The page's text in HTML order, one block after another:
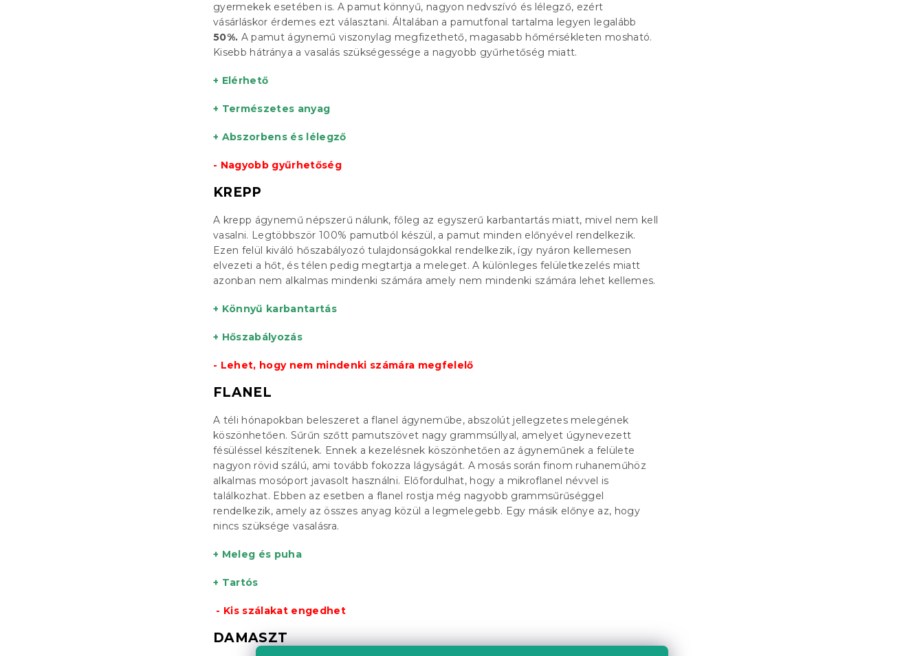
gyermekek esetében is. A pamut könnyű, nagyon nedvszívó és lélegző, ezért
vásárláskor érdemes ezt választani. Általában a pamutfonal tartalma legyen legalább
50%. A pamut ágynemű viszonylag megfizethető, magasabb hőmérsékleten mosható.
Kisebb hátránya a vasalás szükségessége a nagyobb gyűrhetőség miatt.
+ Elérhető
+ Természetes anyag
+ Abszorbens és lélegző
- Nagyobb gyűrhetőség
KREPP
A krepp ágynemű népszerű nálunk, főleg az egyszerű karbantartás miatt, mivel nem kell
vasalni. Legtöbbször 100% pamutból készül, a pamut minden előnyével rendelkezik.
Ezen felül kiváló hőszabályozó tulajdonságokkal rendelkezik, így nyáron kellemesen
elvezeti a hőt, és télen pedig megtartja a meleget. A különleges felületkezelés miatt
azonban nem alkalmas mindenki számára amely nem mindenki számára lehet kellemes.
+ Könnyű karbantartás
+ Hőszabályozás
- Lehet, hogy nem mindenki számára megfelelő
FLANEL
A téli hónapokban beleszeret a flanel ágyneműbe, abszolút jellegzetes melegének
köszönhetően. Sűrűn szőtt pamutszövet nagy grammsúllyal, amelyet úgynevezett
fésüléssel készítenek. Ennek a kezelésnek köszönhetően az ágyneműnek a felülete
nagyon rövid szálú, ami tovább fokozza lágyságát. A mosás során finom ruhaneműhöz
alkalmas mosóport javasolt használni. Előfordulhat, hogy a mikroflanel névvel is
találkozhat. Ebben az esetben a flanel rostja még nagyobb grammsűrűséggel
rendelkezik, amely az összes anyag közül a legmelegebb. Egy másik előnye az, hogy
nincs szüksége vasalásra.
+ Meleg és puha
+ Tartós
- Kis szálakat engedhet
DAMASZT